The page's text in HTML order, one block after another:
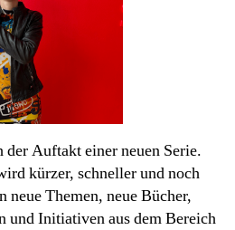
Bösen
Auftakt einer neuen Serie.
kürzer, schneller und noch
neue Themen, neue Bücher,
und Initiativen aus dem Bereich